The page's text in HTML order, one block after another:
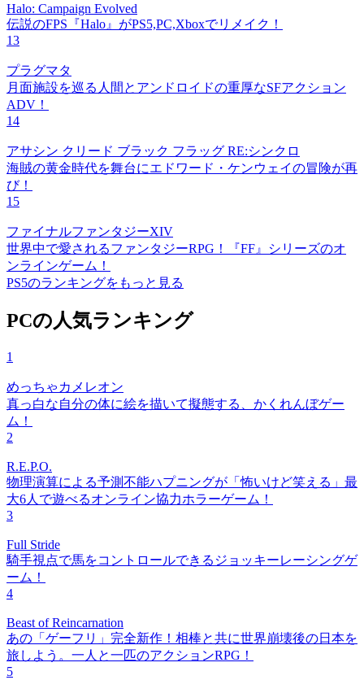
Halo: Campaign Evolved
伝説のFPS『Halo』がPS5,PC,Xboxでリメイク！
13
プラグマタ
月面施設を巡る人間とアンドロイドの重厚なSFアクション
ADV！
14
アサシン クリード ブラック フラッグ RE:シンクロ
海賊の黄金時代を舞台にエドワード・ケンウェイの冒険が再
び！
15
ファイナルファンタジーXIV
世界中で愛されるファンタジーRPG！『FF』シリーズのオ
ンラインゲーム！
PS5のランキングをもっと見る
PCの人気ランキング
1
めっちゃカメレオン
真っ白な自分の体に絵を描いて擬態する、かくれんぼゲー
ム！
2
R.E.P.O.
物理演算による予測不能ハプニングが「怖いけど笑える」最
大6人で遊べるオンライン協力ホラーゲーム！
3
Full Stride
騎手視点で馬をコントロールできるジョッキーレーシングゲ
ーム！
4
Beast of Reincarnation
あの「ゲーフリ」完全新作！相棒と共に世界崩壊後の日本を
旅しよう。一人と一匹のアクションRPG！
5